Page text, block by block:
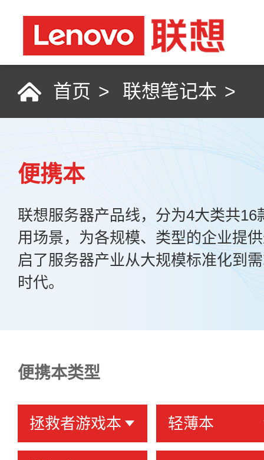
首页 > 联想笔记本 >
便携本
联想服务器产品线，分为4大类共
用场景，为各规模、类型的企业提
启了服务器产业从大规模标准化到
时代。
便携本类型
拯救者游戏本 轻薄本